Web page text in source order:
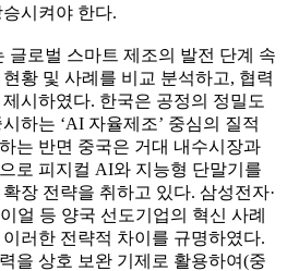
시켜야 한다.
글로벌 스마트 제조의 발전 단계 속
황 및 사례를 비교 분석하고, 협력
시하였다. 한국은 공정의 정밀도
하는 ‘AI 자율제조’ 중심의 질적
는 반면 중국은 거대 내수시장과
로 피지컬 AI와 지능형 단말기를
장 전략을 취하고 있다. 삼성전자·
얼 등 양국 선도기업의 혁신 사례
러한 전략적 차이를 규명하였다.
을 상호 보완 기제로 활용하여(중